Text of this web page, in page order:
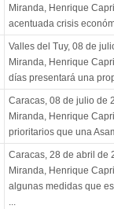
Miranda, Henrique
acentuada crisis
Valles del Tuy, 08 de
Miranda, Henrique
días presentará una
Caracas, 08 de julio de
Miranda, Henrique
prioritarios que una
Caracas, 28 de abril de
Miranda, Henrique
algunas medidas que
...